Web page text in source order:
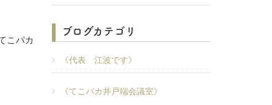
こパカ
ブログカテゴリ
《代表 江波です》
《てこパカ井戸端会議室》